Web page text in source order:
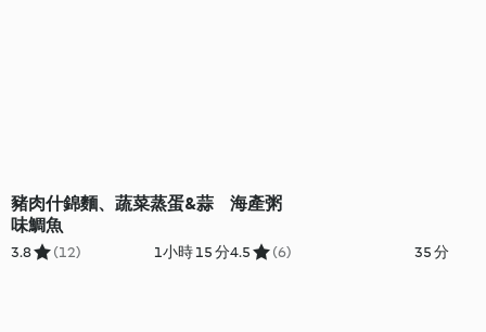
豬肉什錦麵、蔬菜蒸蛋&蒜
味鯛魚
3.8 (12) 1小時 15 分
海產粥
4.5 (6) 35 分